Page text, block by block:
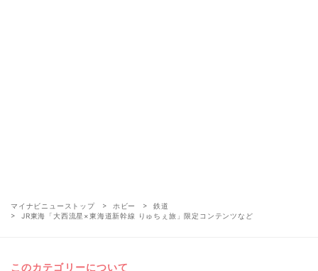
マイナビニューストップ ホビー
鉄道
JR東海「大西流星×東海道新幹線 りゅちぇ旅」限定コンテンツなど
このカテゴリーについて